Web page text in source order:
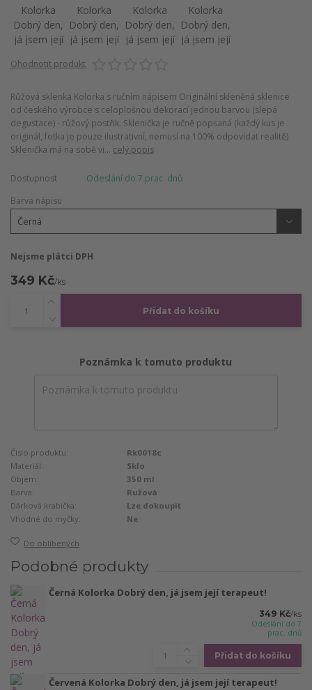
Ohodnotit produkt
Růžová sklenka Kolorka s ručním nápisem Originální skleněná sklenice
od českého výrobce s celoplošnou dekorací jednou barvou (slepá
degustace) - růžový postřik. Sklenička je ručně popsaná (každý kus je
originál, fotka je pouze ilustrativní, nemusí na 100% odpovídat realitě)
Sklenička má na sobě vi... celý popis
Dostupnost
Odeslání do 7 prac. dnů
Barva nápisu
Nejsme plátci DPH
349 Kč/ks
Přidat do košíku
Poznámka k tomuto produktu
Číslo produktu:
Rk0018c
Materiál:
Sklo
Objem:
350 ml
Barva:
Ružová
Dárková krabička:
Lze dokoupit
Vhodné do myčky:
Ne
Do oblíbených
Podobné produkty
Černá Kolorka Dobrý den, já jsem její terapeut!
349 Kč/ks
Odeslání do 7
prac. dnů
Přidat do košíku
Červená Kolorka Dobrý den, já jsem její terapeut!